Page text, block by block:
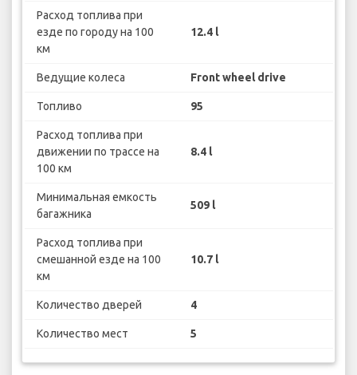
Расход топлива при
езде по городу на 100
км
12.4 l
Ведущие колеса Front wheel drive
Топливо 95
Расход топлива при
движении по трассе на
100 км
8.4 l
Минимальная емкость
багажника
509 l
Расход топлива при
смешанной езде на 100
км
10.7 l
Количество дверей 4
Количество мест 5